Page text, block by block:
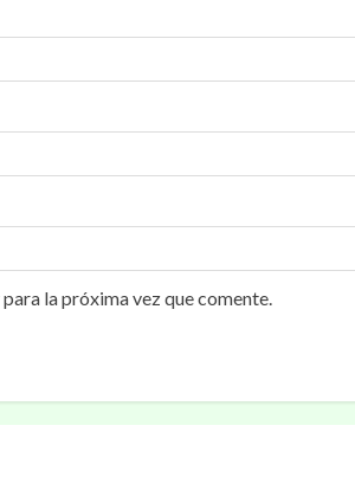
la próxima vez que comente.